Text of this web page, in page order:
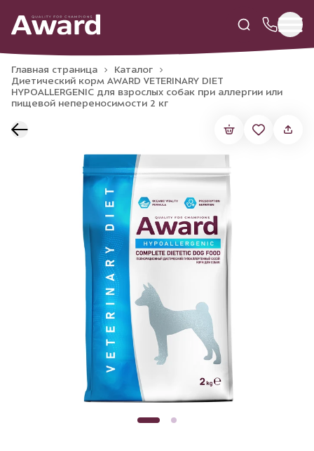
Главная страница
Каталог
Диетический корм AWARD VETERINARY DIET
HYPOALLERGENIC для взрослых собак при аллергии или
пищевой непереносимости 2 кг